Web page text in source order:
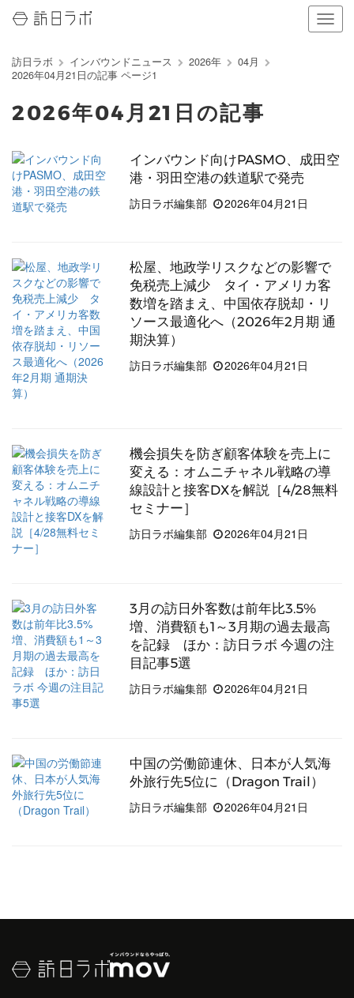
ナ
ビ
示
訪日ラボ インバウンドニュース 2026年
04月
2026年04月21日の記事 ページ1
2026年04月21日の記事
インバウンド向けPASMO、成田空
港・羽田空港の鉄道駅で発売
訪日ラボ編集部
2026年04月21日
松屋、地政学リスクなどの影響で
免税売上減少 タイ・アメリカ客
数増を踏まえ、中国依存脱却・リ
ソース最適化へ（2026年2月期 通
期決算）
訪日ラボ編集部
2026年04月21日
機会損失を防ぎ顧客体験を売上に
変える：オムニチャネル戦略の導
線設計と接客DXを解説［4/28無料
セミナー］
訪日ラボ編集部
2026年04月21日
3月の訪日外客数は前年比3.5%
増、消費額も1～3月期の過去最高
を記録 ほか：訪日ラボ 今週の注
目記事5選
訪日ラボ編集部
2026年04月21日
中国の労働節連休、日本が人気海
外旅行先5位に（Dragon Trail）
訪日ラボ編集部
2026年04月21日